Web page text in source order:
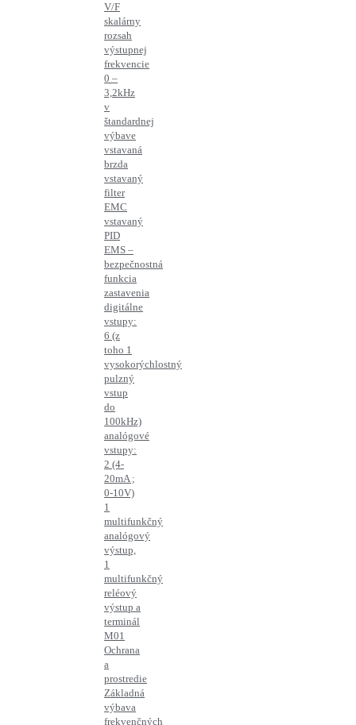
V/F
skalárny
rozsah
výstupnej
frekvencie
0 –
3,2kHz
v
štandardnej
výbave
vstavaná
brzda
vstavaný
filter
EMC
vstavaný
PID
EMS –
bezpečnostná
funkcia
zastavenia
digitálne
vstupy:
6 (z
toho 1
vysokorýchlostný
pulzný
vstup
do
100kHz)
analógové
vstupy:
2 (4-
20mA ;
0-10V)
1
multifunkčný
analógový
výstup,
1
multifunkčný
reléový
výstup a
terminál
M01
Ochrana
a
prostredie
Základná
výbava
frekvenčných